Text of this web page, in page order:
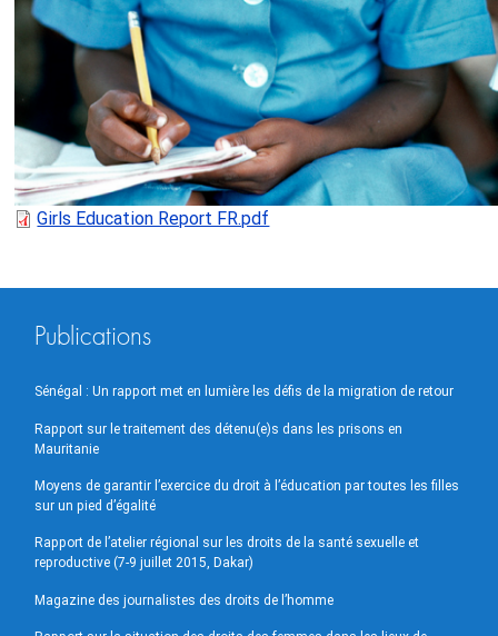
Publications
Sénégal : Un rapport met en lumière les défis de la migration de retour
Rapport sur le traitement des détenu(e)s dans les prisons en
Mauritanie
Moyens de garantir l’exercice du droit à l’éducation par toutes les filles
sur un pied d’égalité
Rapport de l’atelier régional sur les droits de la santé sexuelle et
reproductive (7-9 juillet 2015, Dakar)
Magazine des journalistes des droits de l’homme
Girls Education Report FR.pdf